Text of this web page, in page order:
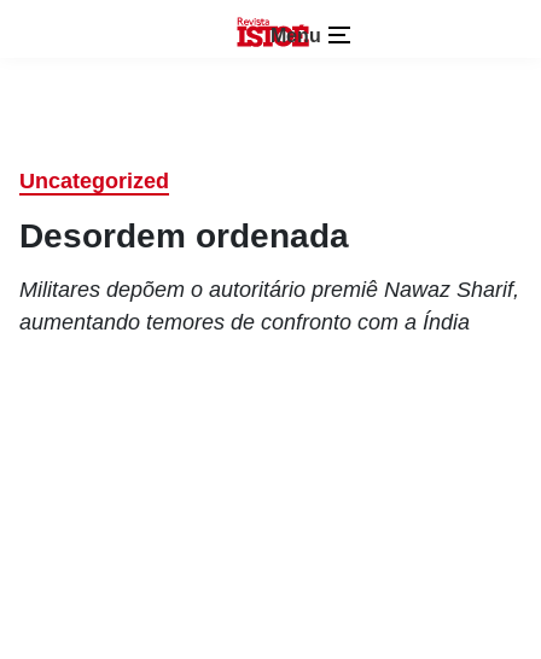
Menu
Uncategorized
Desordem ordenada
Militares depõem o autoritário premiê Nawaz Sharif,
aumentando temores de confronto com a Índia